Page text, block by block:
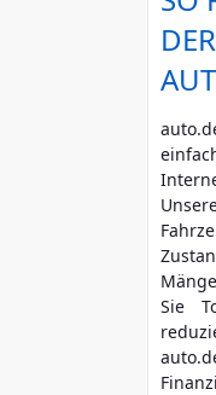
mehr
Sie